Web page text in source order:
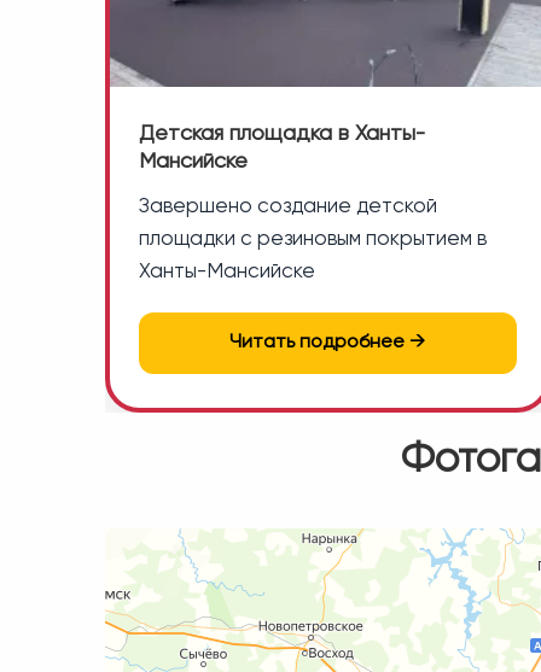
Детская площадка в Ханты-
Мансийске
Завершено создание детской
площадки с резиновым покрытием в
Ханты-Мансийске
Читать подробнее →